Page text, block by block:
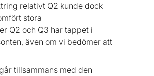
relativt Q2 kunde dock
stora
Q2 och Q3 har tappet i
även om vi bedömer att
tillsammans med den